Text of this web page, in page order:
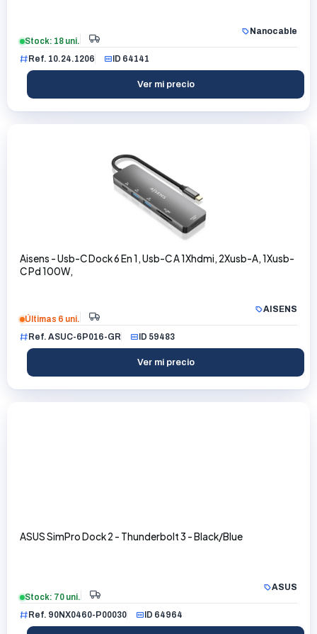
Nanocable
Stock: 18 uni.
Ref. 10.24.1206
ID 64141
Ver mi precio
Aisens - Usb-C Dock 6 En 1, Usb-C A 1Xhdmi, 2Xusb-A, 1Xusb-
C Pd 100W,
AISENS
Últimas 6 uni.
Ref. ASUC-6P016-GR
ID 59483
Ver mi precio
ASUS SimPro Dock 2 - Thunderbolt 3 - Black/Blue
ASUS
Stock: 70 uni.
Ref. 90NX0460-P00030
ID 64964